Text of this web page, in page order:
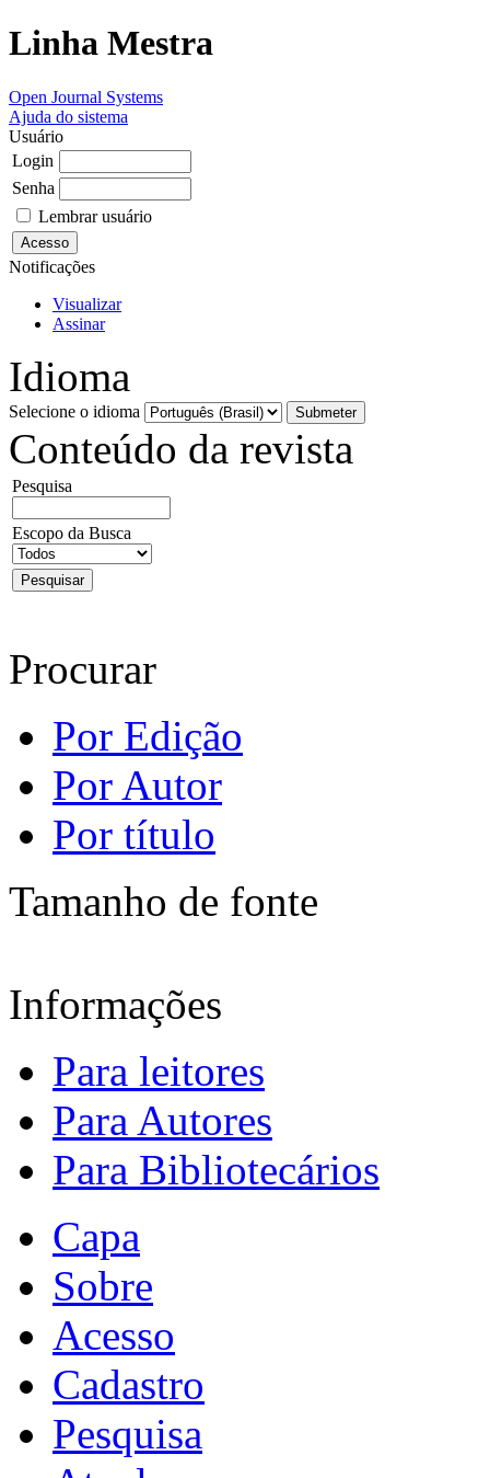
Linha Mestra
Open Journal Systems
Ajuda do sistema
Usuário
Login
Senha
Lembrar usuário
Notificações
Visualizar
Assinar
Idioma
Selecione o idioma
Conteúdo da revista
Pesquisa
Escopo da Busca
Procurar
Por Edição
Por Autor
Por título
Tamanho de fonte
Informações
Para leitores
Para Autores
Para Bibliotecários
Capa
Sobre
Acesso
Cadastro
Pesquisa